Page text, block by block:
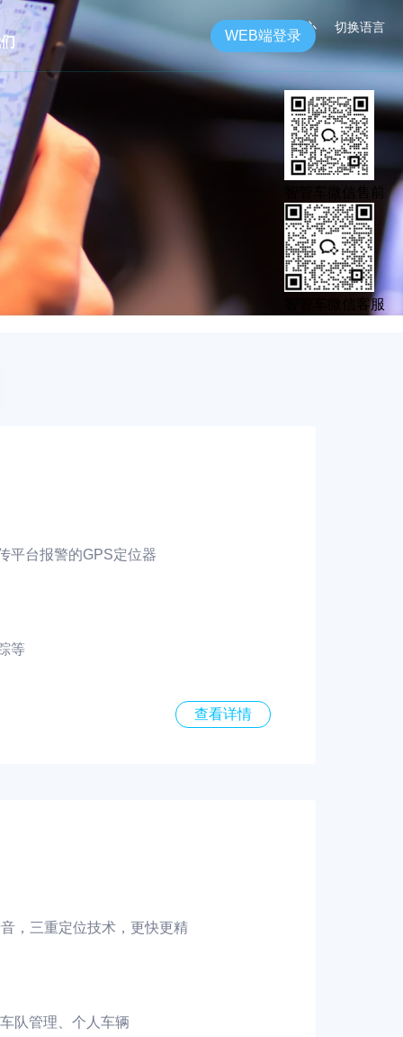
WEB端登录
帮助中心 切换语言
平台报警的GPS定位器
等
查看详情
，三重定位技术，更快更精
队管理、个人车辆
智管车微信客服